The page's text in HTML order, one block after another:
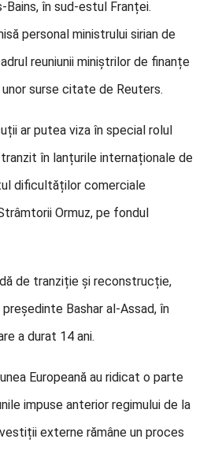
Bains, în sud-estul Franței.
personal ministrului sirian de
reuniunii miniștrilor de finanțe
surse citate de Reuters.
ar putea viza în special rolul
în lanțurile internaționale de
dificultăților comerciale
Ormuz, pe fondul
de tranziție și reconstrucție,
Bashar al-Assad, în
a durat 14 ani.
Europeană au ridicat o parte
impuse anterior regimului de la
externe rămâne un proces